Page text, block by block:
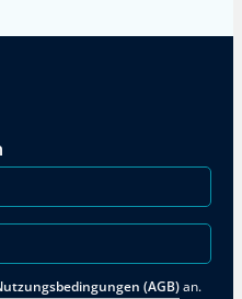
(AGB)an.